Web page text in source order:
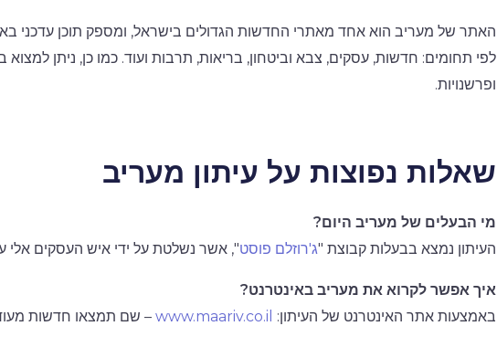
האתר של מעריב הוא אחד מאתרי החדשות הגדולים בישראל, ומספק תוכן עדכני
לפי תחומים: חדשות, עסקים, צבא וביטחון, בריאות, תרבות ועוד. כמו כן, ניתן למצוא
ופרשנויות.
שאלות נפוצות על עיתון מעריב
מי הבעלים של מעריב היום?
העיתון נמצא בבעלות קבוצת "ג'רוזלם פוסט", אשר נשלטת על ידי איש העסקים אלי
איך אפשר לקרוא את מעריב באינטרנט?
באמצעות אתר האינטרנט של העיתון: www.maariv.co.il– שם תמצאו חדשות